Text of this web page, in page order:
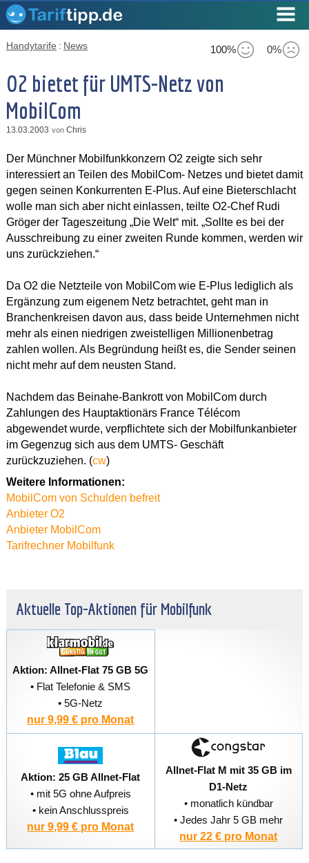
100% 0%
Handytarife : News
O2 bietet für UMTS-Netz von
MobilCom
13.03.2003 von Chris
Der Münchner Mobilfunkkonzern O2 zeigte sich sehr
interessiert an Teilen des MobilCom- Netzes und bietet damit
gegen seinen Konkurrenten E-Plus. Auf eine Bieterschlacht
wolle man sich aber nicht einlassen, teilte O2-Chef Rudi
Gröger der Tageszeitung „Die Welt“ mit. „Sollte es bei der
Ausschreibung zu einer zweiten Runde kommen, werden wir
uns zurückziehen.“
Da O2 die Netzteile von MobilCom wie E-Plus lediglich als
Ergänzung zum eigenem Netz betrachtet, geht man in
Branchenkreisen davon aus, dass beide Unternehmen nicht
mehr als einen niedrigen zweistelligen Millionenbetrag
zahlen wollen. Als Begründung heißt es, die Sender seinen
nicht mehr auf dem neusten Stand.
Nachdem das Beinahe-Bankrott von MobilCom durch
Zahlungen des Hauptaktionärs France Télécom
abgewendet wurde, verpflichtete sich der Mobilfunkanbieter
im Gegenzug sich aus dem UMTS- Geschäft
zurückzuziehen. (cw)
Weitere Informationen:
MobilCom von Schulden befreit
Anbieter O2
Anbieter MobilCom
Tarifrechner Mobilfunk
Aktuelle Top-Aktionen für Mobilfunk
Aktion: Allnet-Flat 75 GB 5G
• Flat Telefonie & SMS
• 5G-Netz
nur 9,99 € pro Monat
Aktion: 25 GB Allnet-Flat
• mit 5G ohne Aufpreis
• kein Anschlusspreis
nur 9,99 € pro Monat
Allnet-Flat M mit 35 GB im
D1-Netz
• monatlich kündbar
• Jedes Jahr 5 GB mehr
nur 22 € pro Monat